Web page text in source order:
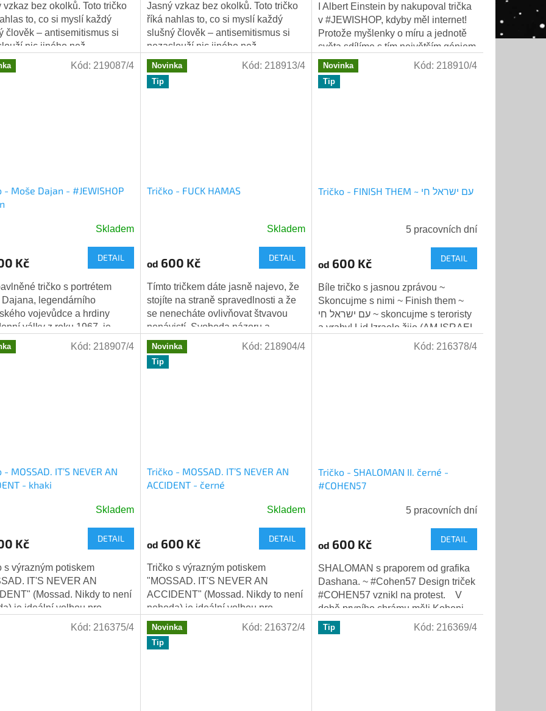
vzkaz bez okolků. Toto tričko
to, co si myslí každý
člověk – antisemitismus si
nic jiného než
odmítnutí. Davidova
v...
Jasný vzkaz bez okolků. Toto tričko
říká nahlas to, co si myslí každý
slušný člověk – antisemitismus si
nezaslouží nic jiného než
jednoznačné odmítnutí. Davidova
hvězda v...
I Albert Einstein by nakupoval trička
v #JEWISHOP, kdyby měl internet!
Protože myšlenky o míru a jednotě
světa sdílíme s tím největším géniem
historie. Naše...
- Moše Dajan - #JEWISHOP
Skladem
Kč DETAIL
tričko s portrétem
Dajana, legendárního
vojevůdce a hrdiny
války z roku 1967, je
a pohodlný kousek oblečení
Kód: 219087/4
Novinka
Tip
Tričko - FUCK HAMAS
Skladem
od 600 Kč DETAIL
Tímto tričkem dáte jasně najevo, že
stojíte na straně spravedlnosti a že
se nenecháte ovlivňovat štvavou
nenávistí. Svoboda názoru a
spravedlnost jsou pilíři všech...
Kód: 218913/4
Novinka
Tip
Tričko - FINISH THEM ~ עם ישראל חי
5 pracovních dní
od 600 Kč DETAIL
Bíle tričko s jasnou zprávou ~
Skoncujme s nimi ~ Finish them ~
עם ישראל חי ~ skoncujme s teroristy
a vrahy! Lid Izraele žije (AM ISRAEL
CHAI) + bude žít dál. Nemůžeme
Kód: 218910/4
MOSSAD. IT’S NEVER AN
- khaki
Skladem
Kč DETAIL
s výrazným potiskem
IT'S NEVER AN
(Mossad. Nikdy to není
je ideální volbou pro
kteří mají rádi inteligentní
Kód: 218907/4
Novinka
Tip
Tričko - MOSSAD. IT’S NEVER AN
ACCIDENT - černé
Skladem
od 600 Kč DETAIL
Tričko s výrazným potiskem
"MOSSAD. IT'S NEVER AN
ACCIDENT" (Mossad. Nikdy to není
nehoda) je ideální volbou pro
všechny, kteří mají rádi inteligentní
černý humor a nebojí se...
Kód: 218904/4
Tričko - SHALOMAN II. černé -
#COHEN57
5 pracovních dní
od 600 Kč DETAIL
SHALOMAN s praporem od grafika
Dashana. ~ #Cohen57 Design triček
#COHEN57 vznikl na protest. V
době prvního chrámu měli Koheni
nezastupitelné místo nejen v
duchovním...
Kód: 216378/4
Kód: 216375/4
Novinka
Tip
Kód: 216372/4 Tip Kód: 216369/4